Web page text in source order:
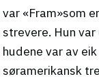
var «Fram»som
strevere. Hun
hudene var av
søramerikansk